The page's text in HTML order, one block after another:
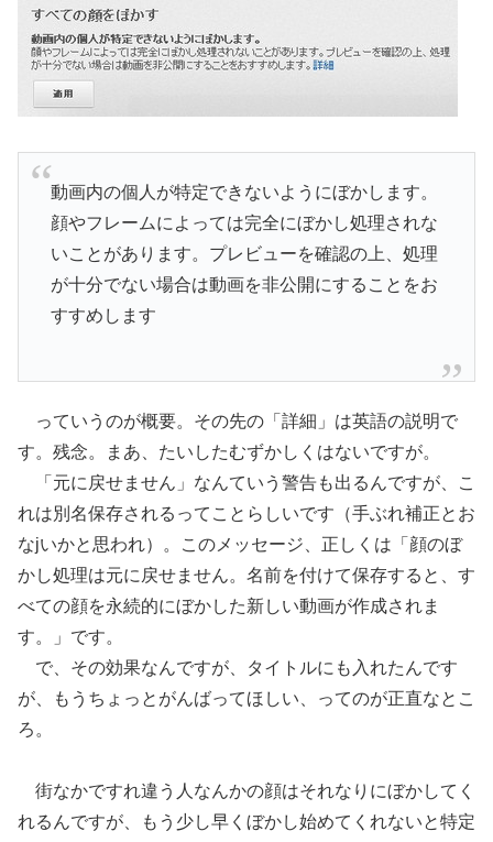
動画内の個人が特定できないようにぼかします。
顔やフレームによっては完全にぼかし処理されな
いことがあります。プレビューを確認の上、処理
が十分でない場合は動画を非公開にすることをお
すすめします
っていうのが概要。その先の「詳細」は英語の説明で
す。残念。まあ、たいしたむずかしくはないですが。
「元に戻せません」なんていう警告も出るんですが、こ
れは別名保存されるってことらしいです（手ぶれ補正とお
なjいかと思われ）。このメッセージ、正しくは「顔のぼ
かし処理は元に戻せません。名前を付けて保存すると、す
べての顔を永続的にぼかした新しい動画が作成されま
す。」です。
で、その効果なんですが、タイトルにも入れたんです
が、もうちょっとがんばってほしい、ってのが正直なとこ
ろ。
街なかですれ違う人なんかの顔はそれなりにぼかしてく
れるんですが、もう少し早くぼかし始めてくれないと特定